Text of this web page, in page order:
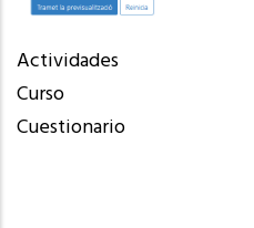
Actividades
Curso
Cuestionario